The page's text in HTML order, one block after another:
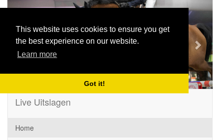
This website uses cookies to ensure you get
the best experience on our website.
Learn more
Got it!
Previous Next
Live Uitslagen
Home